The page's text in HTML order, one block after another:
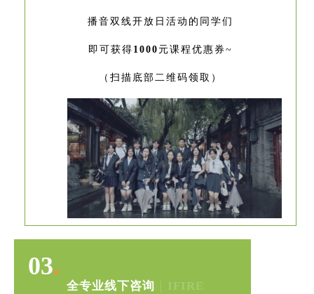
播音双线开放日 活动的同学们
即可获得 1000 元课程优惠券~
（扫描底部二维码领取）
03.
全专业线下咨询 IFIRE